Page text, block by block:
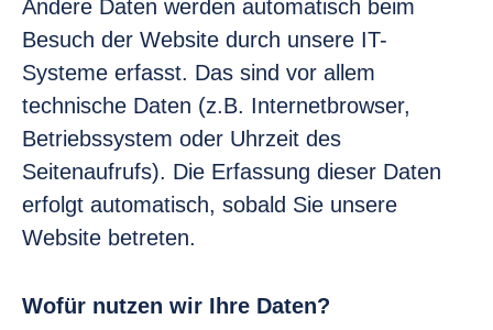
Andere Daten werden automatisch beim
Besuch der Website durch unsere IT-
Systeme erfasst. Das sind vor allem
technische Daten (z.B. Internetbrowser,
Betriebssystem oder Uhrzeit des
Seitenaufrufs). Die Erfassung dieser Daten
erfolgt automatisch, sobald Sie unsere
Website betreten.
Wofür nutzen wir Ihre Daten?